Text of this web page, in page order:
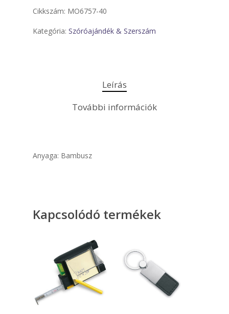
Cikkszám: MO6757-40
Kategória: Szóróajándék & Szerszám
Leírás
További információk
Anyaga: Bambusz
Kapcsolódó termékek